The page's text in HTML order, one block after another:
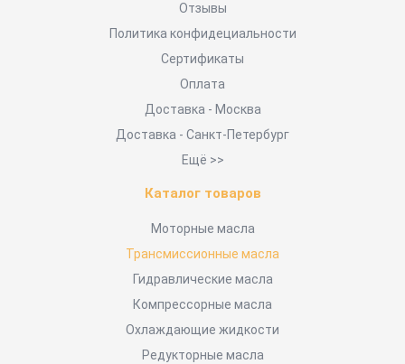
Отзывы
Политика конфидециальности
Сертификаты
Оплата
Доставка - Москва
Доставка - Санкт-Петербург
Ещё >>
Каталог товаров
Моторные масла
Трансмиссионные масла
Гидравлические масла
Компрессорные масла
Охлаждающие жидкости
Редукторные масла